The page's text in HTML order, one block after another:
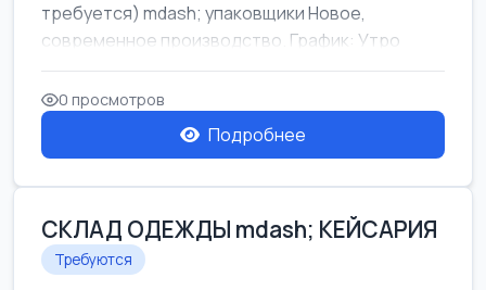
требуется) mdash; упаковщики Новое,
современное производство. График: Утро
mda...
0 просмотров
Подробнее
СКЛАД ОДЕЖДЫ mdash; КЕЙСАРИЯ
Требуются